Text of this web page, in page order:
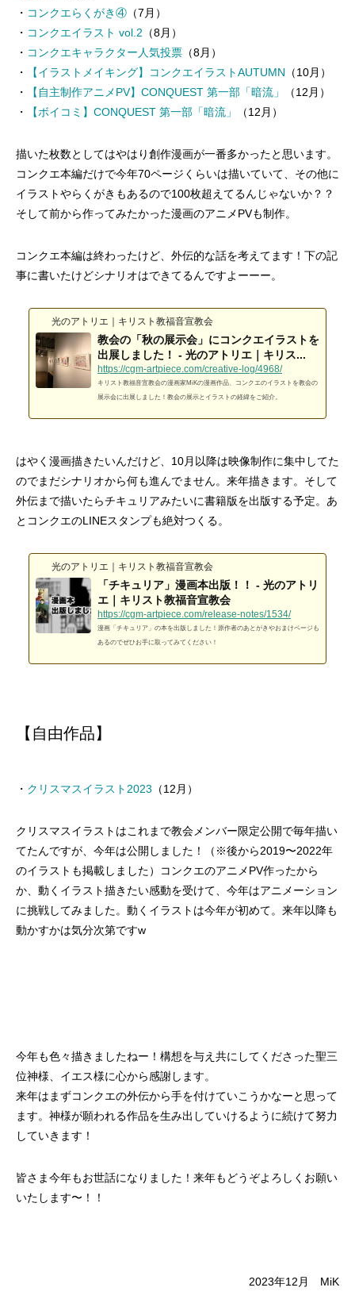
・ コンクエらくがき④ （7月）
・ コンクエイラスト vol.2 （8月）
・ コンクエキャラクター人気投票 （8月）
・
【イラストメイキング】コンクエイラストAUTUMN （10月）
・
【自主制作アニメPV】CONQUEST 第一部「暗流」
（12月）
・
【ボイコミ】CONQUEST 第一部「暗流」 （12月）
描いた枚数としてはやはり創作漫画が一番多かったと思います。
コンクエ本編だけで今年70ページくらいは描いていて、その他に
イラストやらくがきもあるので100枚超えてるんじゃないか？？
そして前から作ってみたかった漫画のアニメPVも制作。
コンクエ本編は終わったけど、外伝的な話を考えてます！下の記
事に書いたけどシナリオはできてるんですよーーー。
光のアトリエ｜キリスト教福音宣教会
教会の「秋の展示会」にコンクエイラストを
出展しました！ - 光のアトリエ｜キリス...
https://cgm-artpiece.com/creative-log/4968/
キリスト教福音宣教会の漫画家MiKの漫画作品、コンクエのイラストを教会の
展示会に出展しました！教会の展示とイラストの経緯をご紹介。
はやく漫画描きたいんだけど、10月以降は映像制作に集中してた
のでまだシナリオから何も進んでません。来年描きます。そして
外伝まで描いたらチキュリアみたいに書籍版を出版する予定。あ
とコンクエのLINEスタンプも絶対つくる。
光のアトリエ｜キリスト教福音宣教会
「チキュリア」漫画本出版！！ - 光のアトリ
エ｜キリスト教福音宣教会
https://cgm-artpiece.com/release-notes/1534/
漫画「チキュリア」の本を出版しました！原作者のあとがきやおまけページも
あるのでぜひお手に取ってみてください！
【自由作品】
・ クリスマスイラスト2023 （12月）
クリスマスイラストはこれまで教会メンバー限定公開で毎年描い
てたんですが、今年は公開しました！（※後から2019〜2022年
のイラストも掲載しました）コンクエのアニメPV作ったから
か、動くイラスト描きたい感動を受けて、今年はアニメーション
に挑戦してみました。動くイラストは今年が初めて。来年以降も
動かすかは気分次第ですw
今年も色々描きましたねー！構想を与え共にしてくださった聖三
位神様、イエス様に心から感謝します。
来年はまずコンクエの外伝から手を付けていこうかなーと思って
ます。神様が願われる作品を生み出していけるように続けて努力
していきます！
皆さま今年もお世話になりました！来年もどうぞよろしくお願い
いたします〜！！
2023年12月 MiK